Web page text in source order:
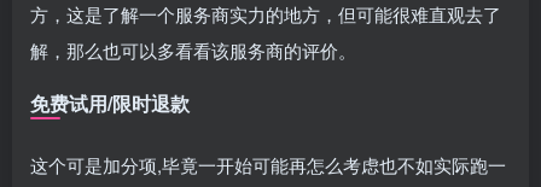
方，这是了解一个服务商实力的地方，但可能很难直观去了
解，那么也可以多看看该服务商的评价。
免费试用/限时退款
这个可是加分项,毕竟一开始可能再怎么考虑也不如实际跑一